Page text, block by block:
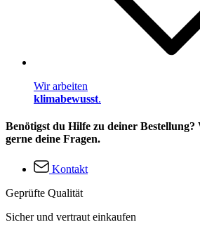
Wir arbeiten
klimabewusst.
Benötigst du Hilfe zu deiner
gerne deine Fragen.
Kontakt
Geprüfte Qualität
Sicher und vertraut einkaufen